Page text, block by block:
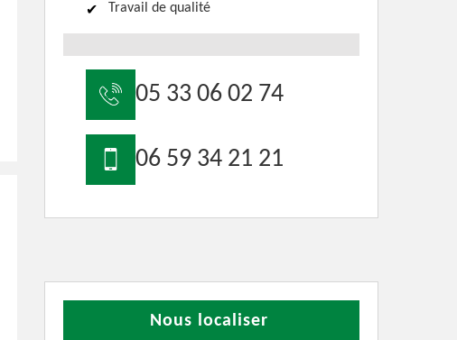
Travail de qualité
05 33 06 02 74
06 59 34 21 21
Nous localiser